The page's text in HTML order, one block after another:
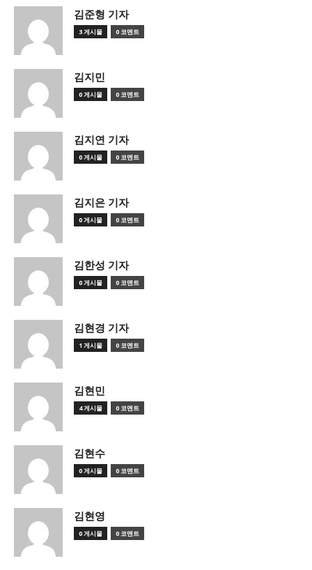
김준형 기자
3 게시물 0 코멘트
김지민
0 게시물 0 코멘트
김지연 기자
0 게시물 0 코멘트
김지은 기자
0 게시물 0 코멘트
김한성 기자
0 게시물 0 코멘트
김현경 기자
1 게시물 0 코멘트
김현민
4 게시물 0 코멘트
김현수
0 게시물 0 코멘트
김현영
0 게시물 0 코멘트